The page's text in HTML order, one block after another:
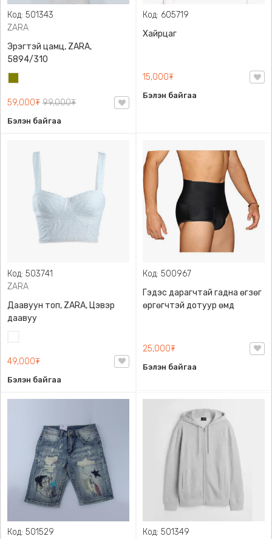
Код: 501343
ZARA
Эрэгтэй цамц, ZARA,
5894/310
59,000₮ 99,000₮
Бэлэн байгаа
Код: 605719
Хайрцаг
15,000₮
Бэлэн байгаа
Код: 503741
ZARA
Даавуун топ, ZARA, Цэвэр
даавуу
49,000₮
Бэлэн байгаа
Код: 500967
Гэдэс дарагчтай гадна өгзөг
өргөгчтэй дотуур өмд
25,000₮
Бэлэн байгаа
Код: 501529
Код: 501349